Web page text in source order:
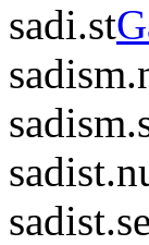
sadi.st
sadist.se